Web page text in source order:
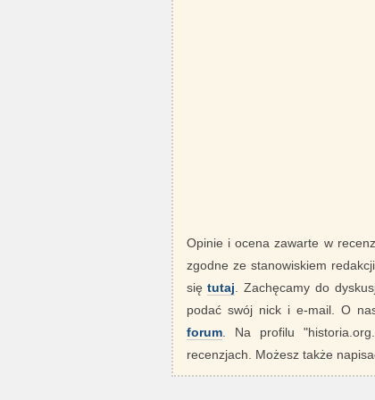
Opinie i ocena zawarte w
zgodne ze stanowiskiem
siętutaj . Zachęcamy do
podać swój nick i e-mail. O
forum. Na profilu
recenzjach. Możesz także